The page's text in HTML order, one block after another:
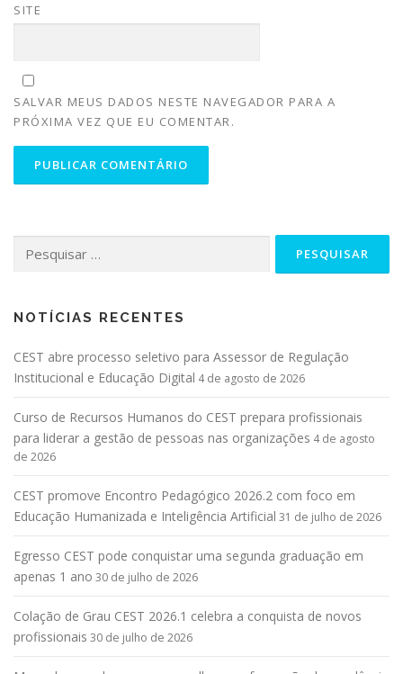
SITE
SALVAR MEUS DADOS NESTE NAVEGADOR PARA A
PRÓXIMA VEZ QUE EU COMENTAR.
NOTÍCIAS RECENTES
CEST abre processo seletivo para Assessor de Regulação
Institucional e Educação Digital 4 de agosto de 2026
Curso de Recursos Humanos do CEST prepara profissionais
para liderar a gestão de pessoas nas organizações 4 de agosto
de 2026
CEST promove Encontro Pedagógico 2026.2 com foco em
Educação Humanizada e Inteligência Artificial 31 de julho de 2026
Egresso CEST pode conquistar uma segunda graduação em
apenas 1 ano 30 de julho de 2026
Colação de Grau CEST 2026.1 celebra a conquista de novos
profissionais 30 de julho de 2026